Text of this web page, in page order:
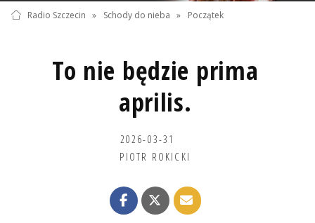
Radio Szczecin » Schody do nieba » Początek
To nie będzie prima
aprilis.
2026-03-31
PIOTR ROKICKI